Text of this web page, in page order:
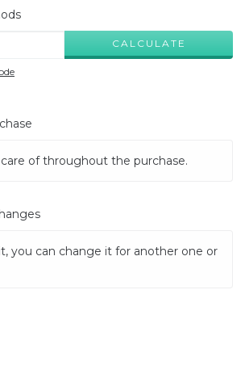
CALCULATE
of throughout the purchase.
you can change it for another one or